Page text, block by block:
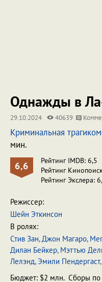
Однажды в
29.10.2024 40639
Криминальная
мин.
6,6
Рейтинг IMDB: 6,5
Рейтинг
Рейтинг Экслера:
Режиссер:
Шейн Эткинсон
В ролях:
Стив Зан,Джон Магаро,
Дилан Бейкер, Мэттью
Лелэнд,Эмили Пендергаст,
Бюджет: $2 млн. Сборы